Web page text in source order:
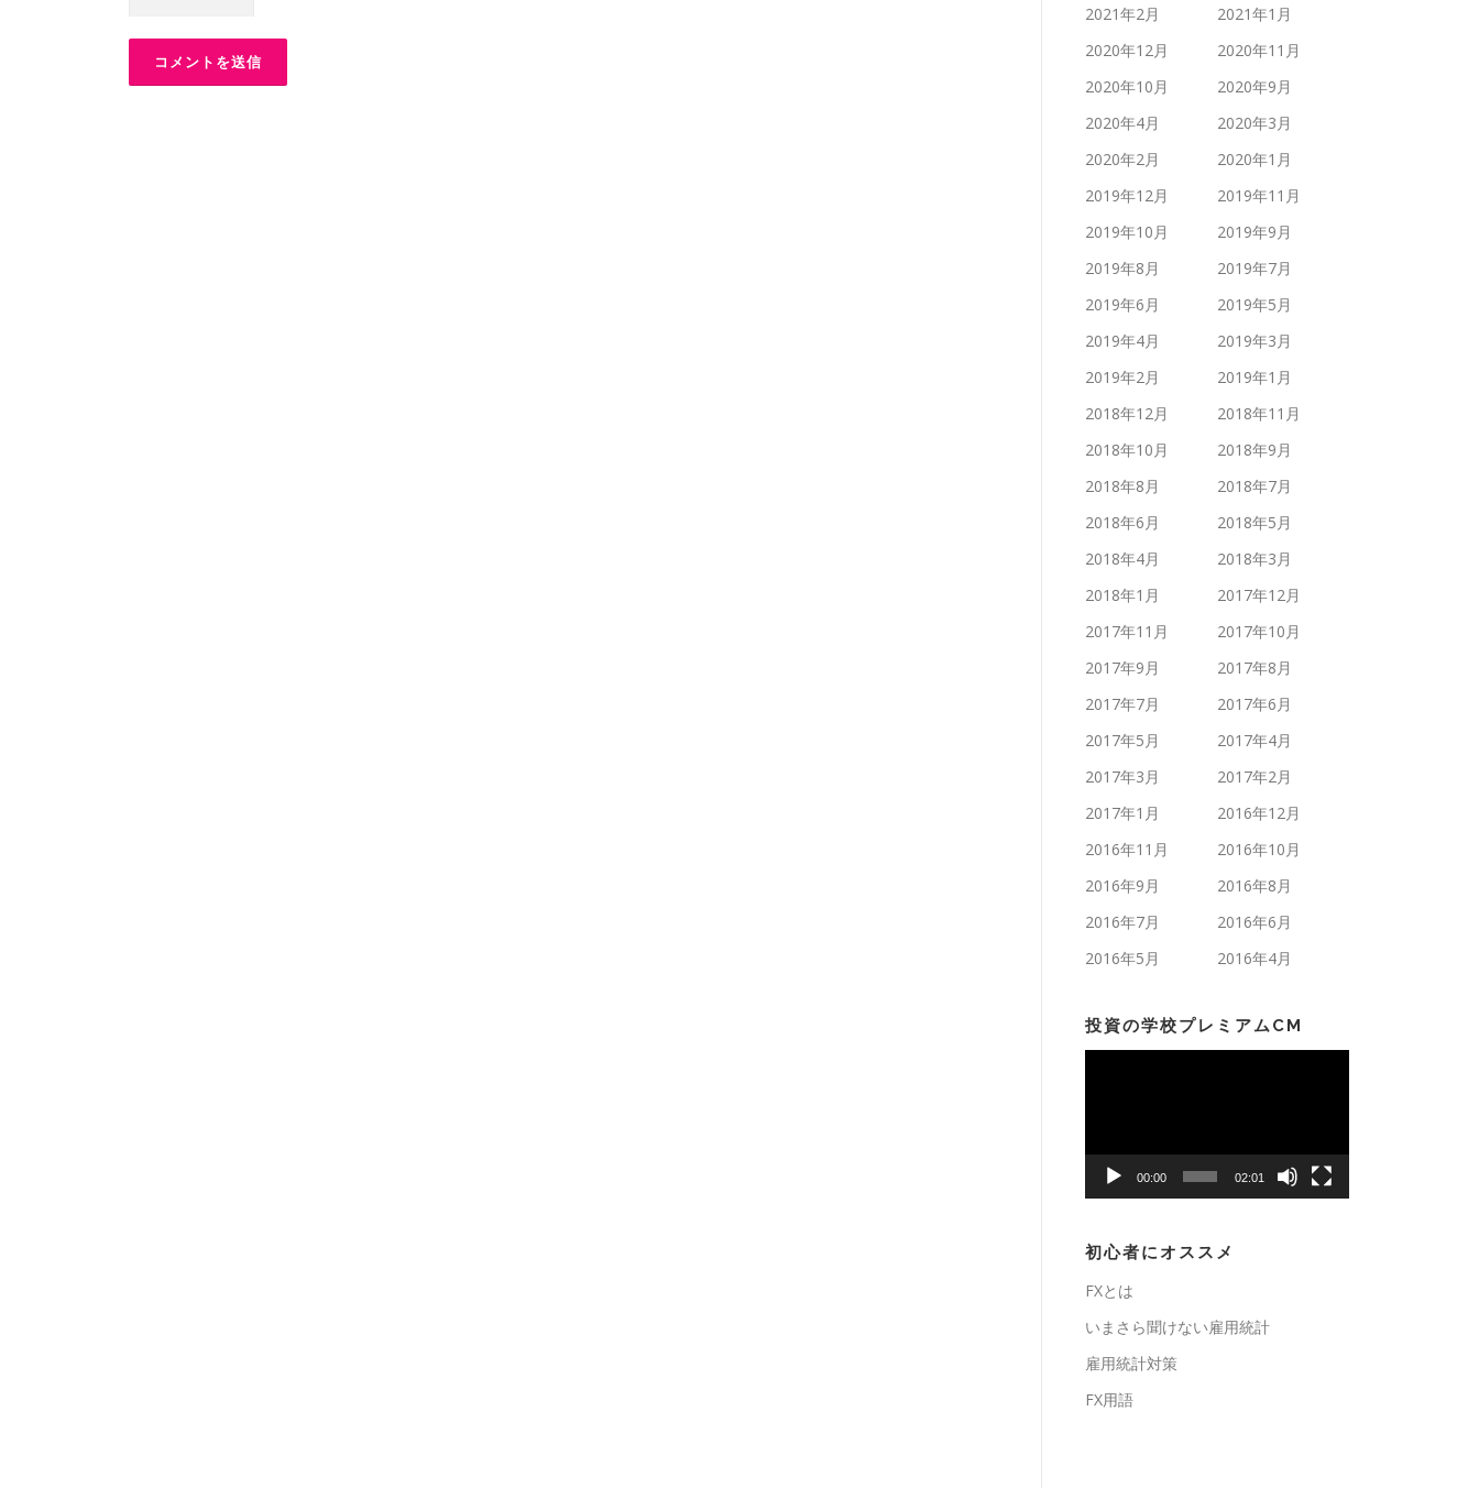
2021年2月
2021年1月
2020年12月
2020年11月
2020年10月
2020年9月
2020年4月
2020年3月
2020年2月
2020年1月
2019年12月
2019年11月
2019年10月
2019年9月
2019年8月
2019年7月
2019年6月
2019年5月
2019年4月
2019年3月
2019年2月
2019年1月
2018年12月
2018年11月
2018年10月
2018年9月
2018年8月
2018年7月
2018年6月
2018年5月
2018年4月
2018年3月
2018年1月
2017年12月
2017年11月
2017年10月
2017年9月
2017年8月
2017年7月
2017年6月
2017年5月
2017年4月
2017年3月
2017年2月
2017年1月
2016年12月
2016年11月
2016年10月
2016年9月
2016年8月
2016年7月
2016年6月
2016年5月
2016年4月
投資の学校プレミアムCM
ヤ
00:00 02:01
初心者にオススメ
FXとは
いまさら聞けない雇用統計
雇用統計対策
FX用語